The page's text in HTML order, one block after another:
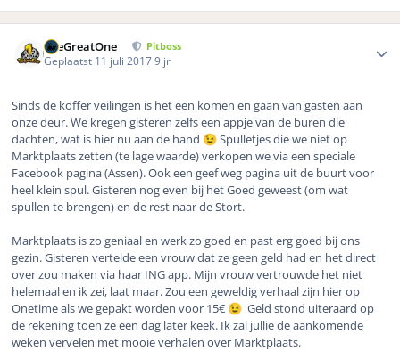
TheGreatOne Pitboss
Geplaatst 11 juli 20179 jr
Sinds de koffer veilingen is het een komen en gaan van gasten aan
onze deur. We kregen gisteren zelfs een appje van de buren die
dachten, wat is hier nu aan de hand 😉 Spulletjes die we niet op
Marktplaats zetten (te lage waarde) verkopen we via een speciale
Facebook pagina (Assen). Ook een geef weg pagina uit de buurt voor
heel klein spul. Gisteren nog even bij het Goed geweest (om wat
spullen te brengen) en de rest naar de Stort.
Marktplaats is zo geniaal en werk zo goed en past erg goed bij ons
gezin. Gisteren vertelde een vrouw dat ze geen geld had en het direct
over zou maken via haar ING app. Mijn vrouw vertrouwde het niet
helemaal en ik zei, laat maar. Zou een geweldig verhaal zijn hier op
Onetime als we gepakt worden voor 15€ 😉 Geld stond uiteraard op
de rekening toen ze een dag later keek. Ik zal jullie de aankomende
weken vervelen met mooie verhalen over Marktplaats.